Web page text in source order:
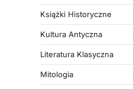
Książki Historyczne
Kultura Antyczna
Literatura Klasyczna
Mitologia